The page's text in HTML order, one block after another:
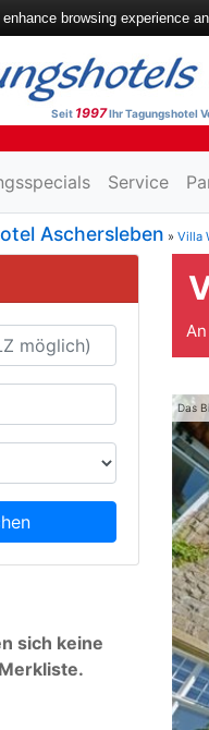
Seit 1997Ihr Tagungshotel
Service
Aschersleben » Villa
sich keine
Das
browsing experience